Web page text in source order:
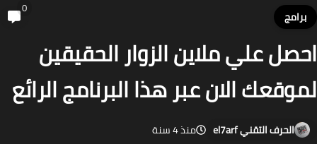
علي ملاين الزوار الحقيقين
الان عبر هذا البرنامج الرائع
الحرف التقني el7arf منذ 4 سنة